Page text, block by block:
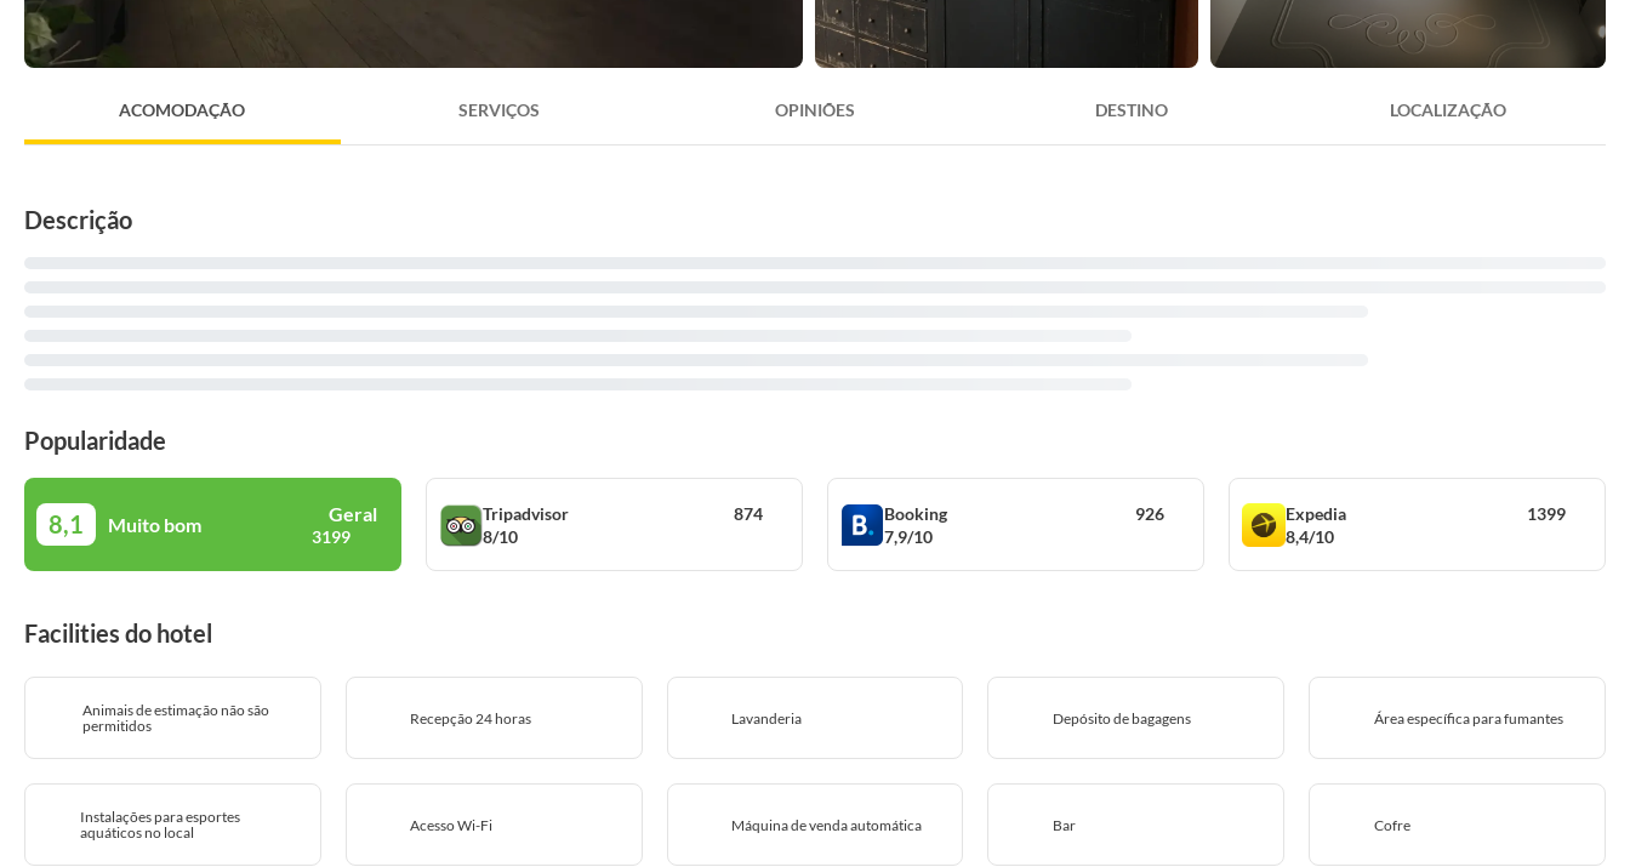
ACOMODAÇÃO SERVIÇOS OPINIÕES DESTINO LOCALIZAÇÃO
Descrição
Popularidade
8,1 Muito bom Geral
3199
Tripadvisor
8/10
874
Booking
7,9/10
926
Expedia
8,4/10
1399
Facilities do hotel
Animais de estimação não são
permitidos
Recepção 24 horas Lavanderia Depósito de bagagens Área específica para fumantes
Instalações para esportes
aquáticos no local
Acesso Wi-Fi Máquina de venda automática Bar Cofre